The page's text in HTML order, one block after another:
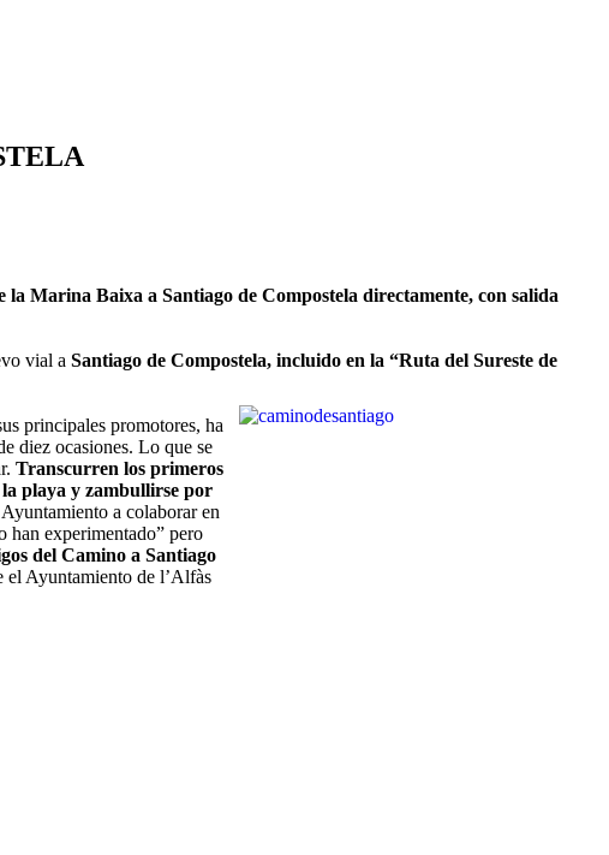
Marina Baixa a Santiago de Compostela directamente, con salida
vial a Santiago de Compostela, incluido en la “Ruta del Sureste de
principales promotores, ha
diez ocasiones. Lo que se
Transcurren los primeros
playa y zambullirse por
a colaborar en
han experimentado” pero
del Camino a Santiago
el Ayuntamiento de l’Alfàs